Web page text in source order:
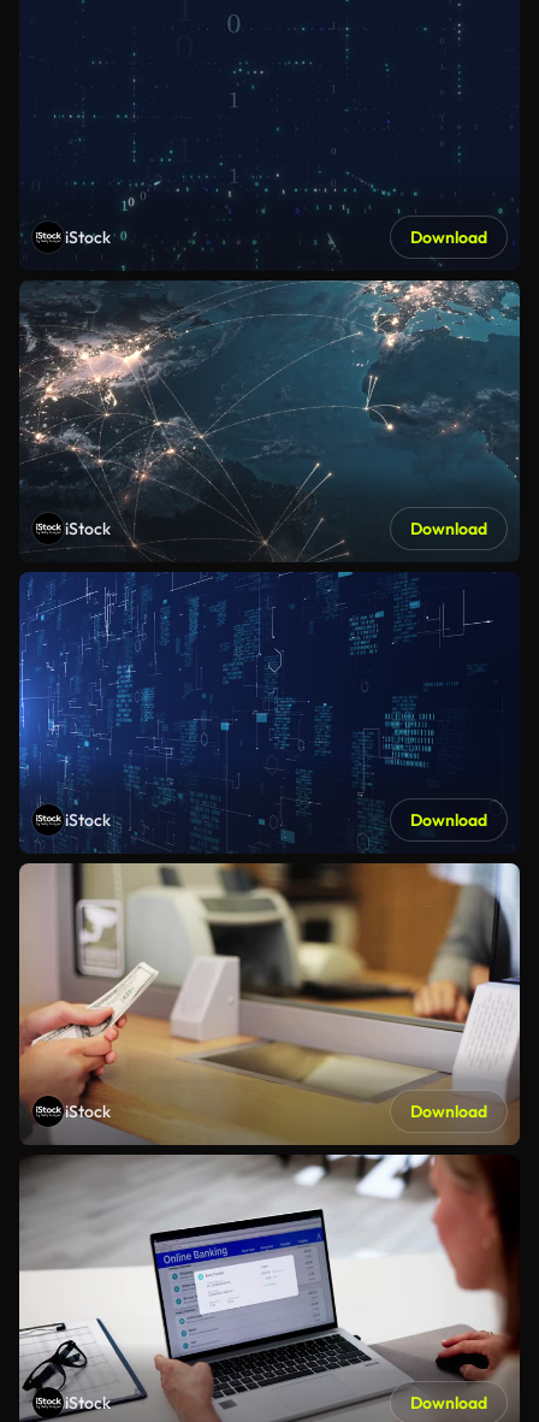
iStock Download
iStock Download
iStock Download
iStock Download
iStock Download